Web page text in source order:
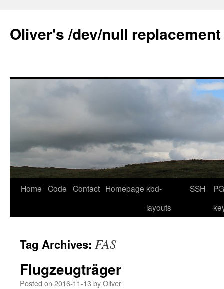
content
Oliver's /dev/null replacement
Home Code Contact Homepage kbd-
layouts
SSH
Tag Archives: FAS
Flugzeugträger
Posted on 2016-11-13 byOliver